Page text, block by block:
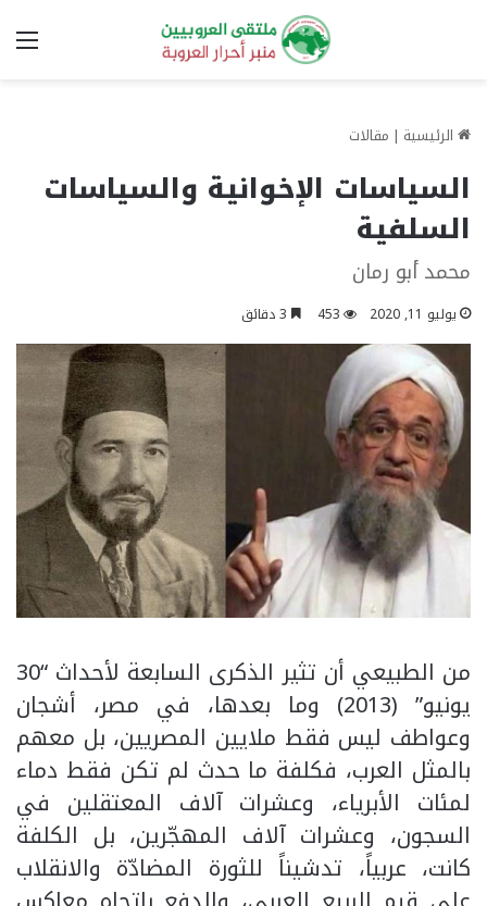
الرئيسية | مقالات
السياسات الإخوانية والسياسات
السلفية
محمد أبو رمان
يوليو 11, 2020 453
من الطبيعي أن تثير الذكرى السابعة لأحداث “30
يونيو” (2013) وما بعدها، في مصر، أشجان
وعواطف ليس فقط ملايين المصريين، بل معهم
بالمثل العرب، فكلفة ما حدث لم تكن فقط دماء
لمئات الأبرياء، وعشرات آلاف المعتقلين في
السجون، وعشرات آلاف المهجّرين، بل الكلفة
كانت، عربياً، تدشيناً للثورة المضادّة والانقلاب